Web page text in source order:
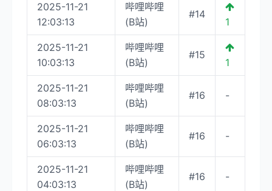
2025-11-21
12:03:13
哔哩哔哩
(B站)
#14
1
2025-11-21
10:03:13
哔哩哔哩
(B站)
#15
1
2025-11-21
08:03:13
哔哩哔哩
(B站)
#16 -
2025-11-21
06:03:13
哔哩哔哩
(B站)
#16 -
2025-11-21
04:03:13
哔哩哔哩
(B站)
#16 -